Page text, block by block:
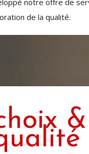
notre offre de
de la qualité.